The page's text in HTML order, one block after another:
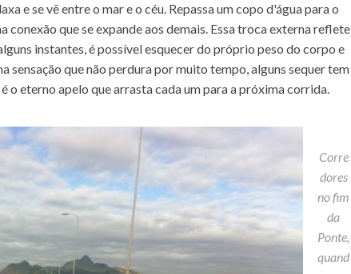
e se vê entre o mar e o céu. Repassa um copo d'água para o
conexão que se expande aos demais. Essa troca externa reflete
instantes, é possível esquecer do próprio peso do corpo e
que não perdura por muito tempo, alguns sequer tem
o eterno apelo que arrasta cada um para a próxima corrida.
Corre
dores
no fim
da
Ponte,
quand